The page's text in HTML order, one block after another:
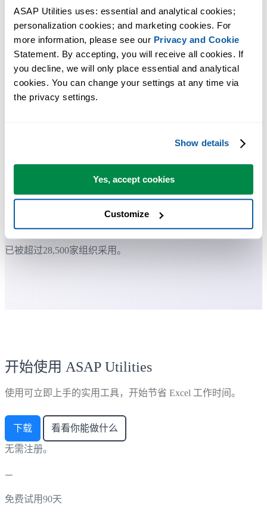
ASAP Utilities uses: essential and analytical cookies;
personalization cookies; and marketing cookies. For
more information, please see our Privacy and Cookie
Statement. By accepting, you will receive all cookies. If
you decline, we will only place essential and analytical
cookies. You can change your settings at any time via
the privacy settings.
Show details
Yes, accept cookies
Customize
许多 Excel 用户希望 Excel 内置的实用工具
节省 Excel 工作时间，简单高效。
ASAP Utilities 帮助您节省时间，并实现 Excel 本身无法完成的
大多数用户都会先从几个工具开始。 很多用户后来都会每天使
已被超过28,500家组织采用。
开始使用 ASAP Utilities
使用可立即上手的实用工具，开始节省 Excel 工作时间。
下载 看看你能做什么
无需注册。
免费试用90天